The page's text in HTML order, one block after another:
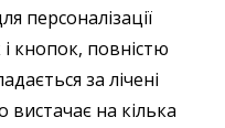
персоналізації
кнопок, повністю
за лічені
вистачає на кілька